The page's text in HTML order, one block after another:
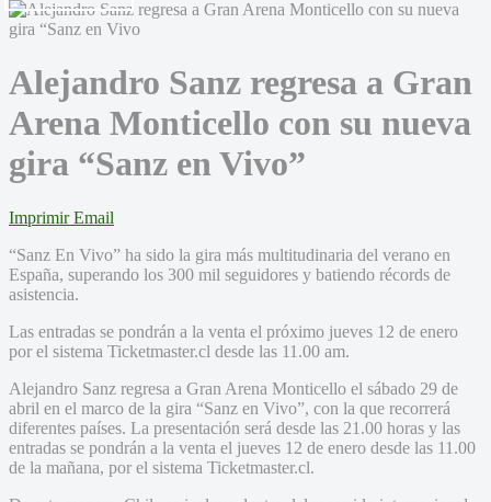
Alejandro Sanz regresa a Gran
Arena Monticello con su nueva
gira “Sanz en Vivo”
Imprimir Email
“Sanz En Vivo” ha sido la gira más multitudinaria del verano en
España, superando los 300 mil seguidores y batiendo récords de
asistencia.
Las entradas se pondrán a la venta el próximo jueves 12 de enero
por el sistema Ticketmaster.cl desde las 11.00 am.
Alejandro Sanz regresa a Gran Arena Monticello el sábado 29 de
abril en el marco de la gira “Sanz en Vivo”, con la que recorrerá
diferentes países. La presentación será desde las 21.00 horas y las
entradas se pondrán a la venta el jueves 12 de enero desde las 11.00
de la mañana, por el sistema Ticketmaster.cl.